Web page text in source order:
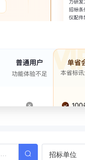
招标单位